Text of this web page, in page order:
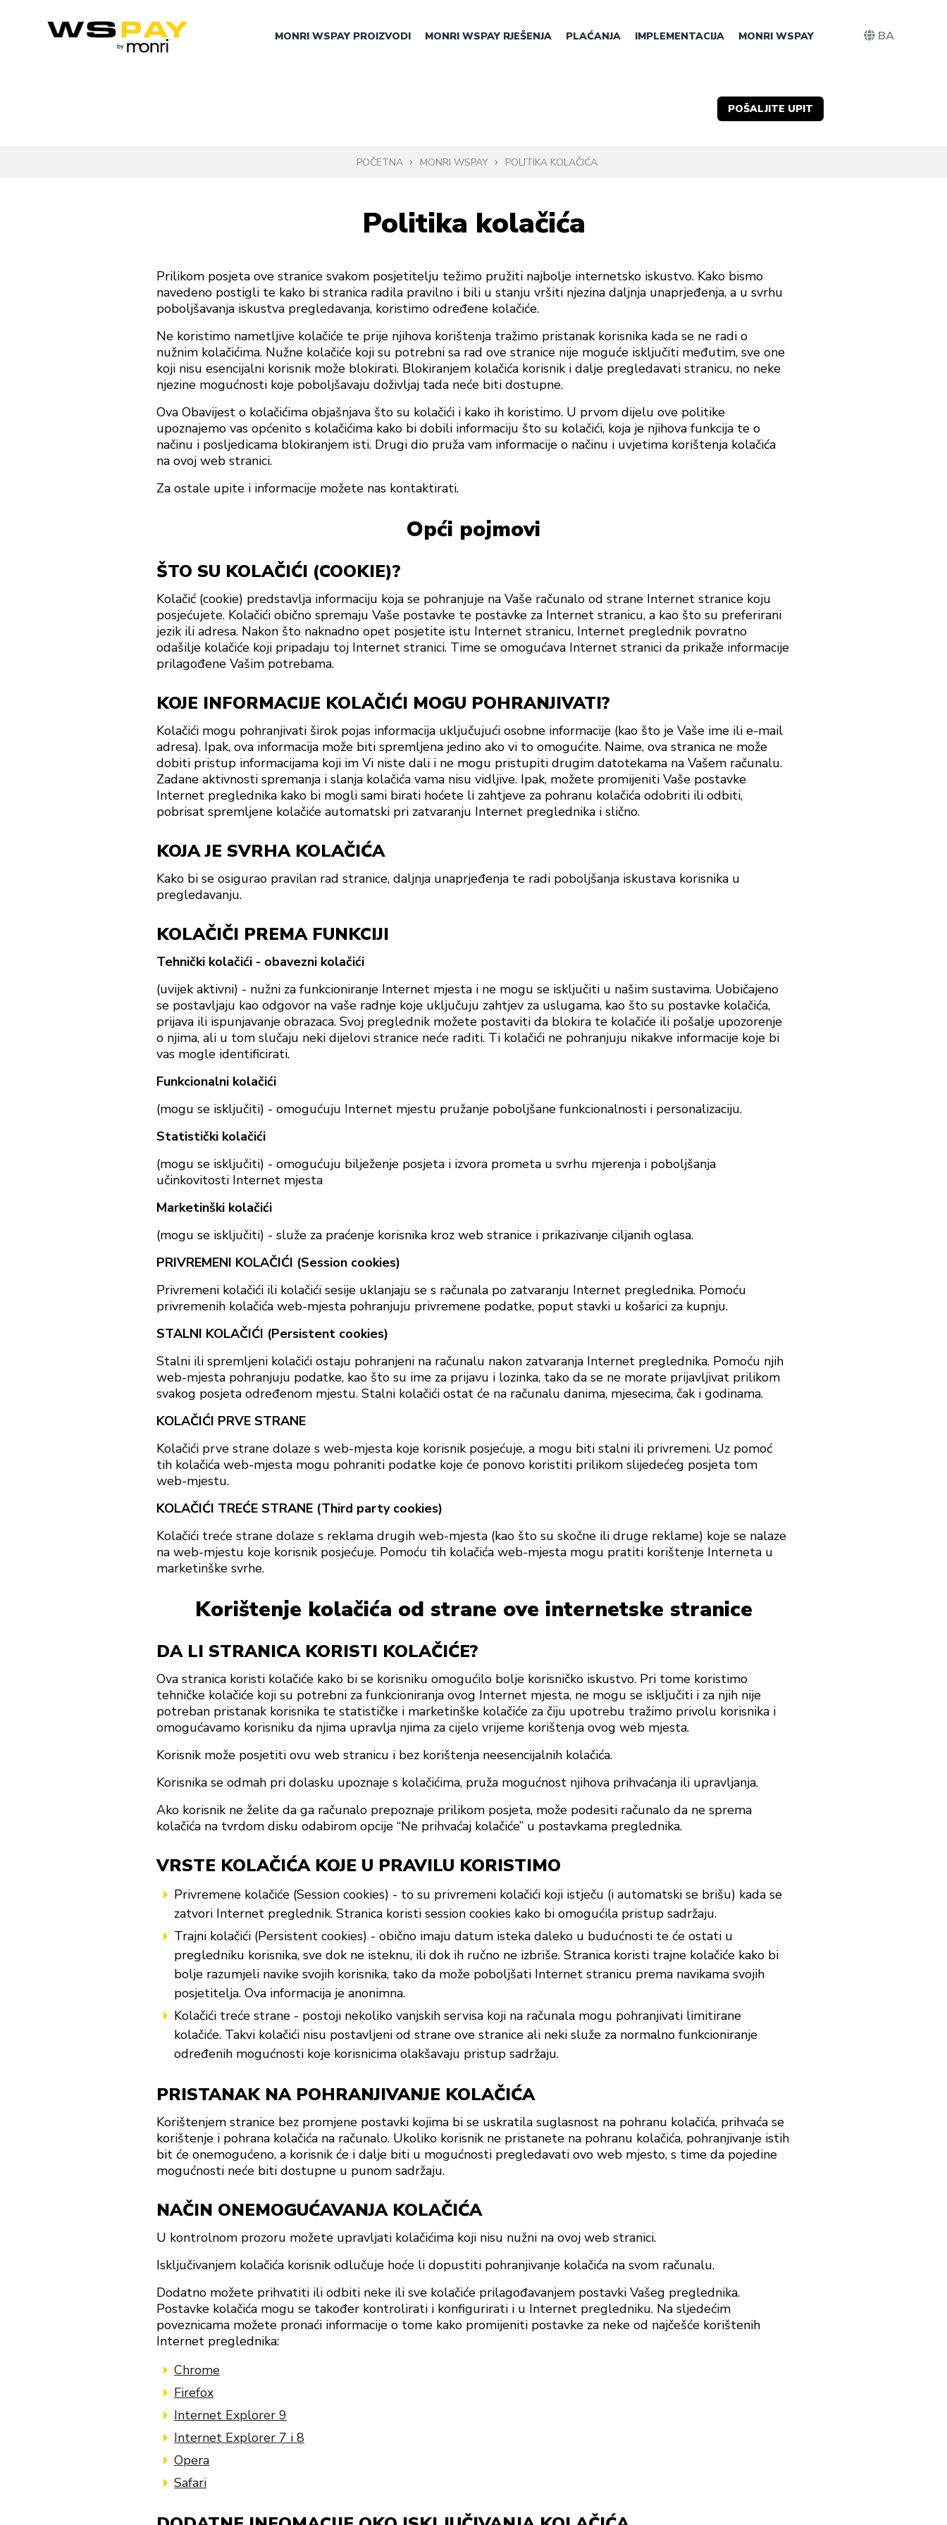
MONRI WSPAY PROIZVODI MONRI WSPAY RJEŠENJA PLAĆANJA IMPLEMENTACIJA MONRI WSPAY
POŠALJITE UPIT
BA
POČETNA MONRI WSPAY POLITIKA KOLAČIĆA
Politika kolačića
Prilikom posjeta ove stranice svakom posjetitelju težimo pružiti najbolje internetsko iskustvo. Kako bismo
navedeno postigli te kako bi stranica radila pravilno i bili u stanju vršiti njezina daljnja unaprjeđenja, a u svrhu
poboljšavanja iskustva pregledavanja, koristimo određene kolačiće.
Ne koristimo nametljive kolačiće te prije njihova korištenja tražimo pristanak korisnika kada se ne radi o
nužnim kolačićima. Nužne kolačiće koji su potrebni sa rad ove stranice nije moguće isključiti međutim, sve one
koji nisu esencijalni korisnik može blokirati. Blokiranjem kolačića korisnik i dalje pregledavati stranicu, no neke
njezine mogućnosti koje poboljšavaju doživljaj tada neće biti dostupne.
Ova Obavijest o kolačićima objašnjava što su kolačići i kako ih koristimo. U prvom dijelu ove politike
upoznajemo vas općenito s kolačićima kako bi dobili informaciju što su kolačići, koja je njihova funkcija te o
načinu i posljedicama blokiranjem isti. Drugi dio pruža vam informacije o načinu i uvjetima korištenja kolačića
na ovoj web stranici.
Za ostale upite i informacije možete nas kontaktirati.
Opći pojmovi
ŠTO SU KOLAČIĆI (COOKIE)?
Kolačić (cookie) predstavlja informaciju koja se pohranjuje na Vaše računalo od strane Internet stranice koju
posjećujete. Kolačići obično spremaju Vaše postavke te postavke za Internet stranicu, a kao što su preferirani
jezik ili adresa. Nakon što naknadno opet posjetite istu Internet stranicu, Internet preglednik povratno
odašilje kolačiće koji pripadaju toj Internet stranici. Time se omogućava Internet stranici da prikaže informacije
prilagođene Vašim potrebama.
KOJE INFORMACIJE KOLAČIĆI MOGU POHRANJIVATI?
Kolačići mogu pohranjivati širok pojas informacija uključujući osobne informacije (kao što je Vaše ime ili e-mail
adresa). Ipak, ova informacija može biti spremljena jedino ako vi to omogućite. Naime, ova stranica ne može
dobiti pristup informacijama koji im Vi niste dali i ne mogu pristupiti drugim datotekama na Vašem računalu.
Zadane aktivnosti spremanja i slanja kolačića vama nisu vidljive. Ipak, možete promijeniti Vaše postavke
Internet preglednika kako bi mogli sami birati hoćete li zahtjeve za pohranu kolačića odobriti ili odbiti,
pobrisat spremljene kolačiće automatski pri zatvaranju Internet preglednika i slično.
KOJA JE SVRHA KOLAČIĆA
Kako bi se osigurao pravilan rad stranice, daljnja unaprjeđenja te radi poboljšanja iskustava korisnika u
pregledavanju.
KOLAČIČI PREMA FUNKCIJI
Tehnički kolačići - obavezni kolačići
(uvijek aktivni) - nužni za funkcioniranje Internet mjesta i ne mogu se isključiti u našim sustavima. Uobičajeno
se postavljaju kao odgovor na vaše radnje koje uključuju zahtjev za uslugama, kao što su postavke kolačića,
prijava ili ispunjavanje obrazaca. Svoj preglednik možete postaviti da blokira te kolačiće ili pošalje upozorenje
o njima, ali u tom slučaju neki dijelovi stranice neće raditi. Ti kolačići ne pohranjuju nikakve informacije koje bi
vas mogle identificirati.
Funkcionalni kolačići
(mogu se isključiti) - omogućuju Internet mjestu pružanje poboljšane funkcionalnosti i personalizaciju.
Statistički kolačići
(mogu se isključiti) - omogućuju bilježenje posjeta i izvora prometa u svrhu mjerenja i poboljšanja
učinkovitosti Internet mjesta
Marketinški kolačići
(mogu se isključiti) - služe za praćenje korisnika kroz web stranice i prikazivanje ciljanih oglasa.
PRIVREMENI KOLAČIĆI (Session cookies)
Privremeni kolačići ili kolačići sesije uklanjaju se s računala po zatvaranju Internet preglednika. Pomoću
privremenih kolačića web-mjesta pohranjuju privremene podatke, poput stavki u košarici za kupnju.
STALNI KOLAČIĆI (Persistent cookies)
Stalni ili spremljeni kolačići ostaju pohranjeni na računalu nakon zatvaranja Internet preglednika. Pomoću njih
web-mjesta pohranjuju podatke, kao što su ime za prijavu i lozinka, tako da se ne morate prijavljivat prilikom
svakog posjeta određenom mjestu. Stalni kolačići ostat će na računalu danima, mjesecima, čak i godinama.
KOLAČIĆI PRVE STRANE
Kolačići prve strane dolaze s web-mjesta koje korisnik posjećuje, a mogu biti stalni ili privremeni. Uz pomoć
tih kolačića web-mjesta mogu pohraniti podatke koje će ponovo koristiti prilikom slijedećeg posjeta tom
web-mjestu.
KOLAČIĆI TREĆE STRANE (Third party cookies)
Kolačići treće strane dolaze s reklama drugih web-mjesta (kao što su skočne ili druge reklame) koje se nalaze
na web-mjestu koje korisnik posjećuje. Pomoću tih kolačića web-mjesta mogu pratiti korištenje Interneta u
marketinške svrhe.
Korištenje kolačića od strane ove internetske stranice
DA LI STRANICA KORISTI KOLAČIĆE?
Ova stranica koristi kolačiće kako bi se korisniku omogućilo bolje korisničko iskustvo. Pri tome koristimo
tehničke kolačiće koji su potrebni za funkcioniranja ovog Internet mjesta, ne mogu se isključiti i za njih nije
potreban pristanak korisnika te statističke i marketinške kolačiće za čiju upotrebu tražimo privolu korisnika i
omogućavamo korisniku da njima upravlja njima za cijelo vrijeme korištenja ovog web mjesta.
Korisnik može posjetiti ovu web stranicu i bez korištenja neesencijalnih kolačića.
Korisnika se odmah pri dolasku upoznaje s kolačićima, pruža mogućnost njihova prihvaćanja ili upravljanja.
Ako korisnik ne želite da ga računalo prepoznaje prilikom posjeta, može podesiti računalo da ne sprema
kolačića na tvrdom disku odabirom opcije “Ne prihvaćaj kolačiće” u postavkama preglednika.
VRSTE KOLAČIĆA KOJE U PRAVILU KORISTIMO
Privremene kolačiće (Session cookies) - to su privremeni kolačići koji istječu (i automatski se brišu) kada se
zatvori Internet preglednik. Stranica koristi session cookies kako bi omogućila pristup sadržaju.
Trajni kolačići (Persistent cookies) - obično imaju datum isteka daleko u budućnosti te će ostati u
pregledniku korisnika, sve dok ne isteknu, ili dok ih ručno ne izbriše. Stranica koristi trajne kolačiće kako bi
bolje razumjeli navike svojih korisnika, tako da može poboljšati Internet stranicu prema navikama svojih
posjetitelja. Ova informacija je anonimna.
Kolačići treće strane - postoji nekoliko vanjskih servisa koji na računala mogu pohranjivati limitirane
kolačiće. Takvi kolačići nisu postavljeni od strane ove stranice ali neki služe za normalno funkcioniranje
određenih mogućnosti koje korisnicima olakšavaju pristup sadržaju.
PRISTANAK NA POHRANJIVANJE KOLAČIĆA
Korištenjem stranice bez promjene postavki kojima bi se uskratila suglasnost na pohranu kolačića, prihvaća se
korištenje i pohrana kolačića na računalo. Ukoliko korisnik ne pristanete na pohranu kolačića, pohranjivanje istih
bit će onemogućeno, a korisnik će i dalje biti u mogućnosti pregledavati ovo web mjesto, s time da pojedine
mogućnosti neće biti dostupne u punom sadržaju.
NAČIN ONEMOGUĆAVANJA KOLAČIĆA
U kontrolnom prozoru možete upravljati kolačićima koji nisu nužni na ovoj web stranici.
Isključivanjem kolačića korisnik odlučuje hoće li dopustiti pohranjivanje kolačića na svom računalu.
Dodatno možete prihvatiti ili odbiti neke ili sve kolačiće prilagođavanjem postavki Vašeg preglednika.
Postavke kolačića mogu se također kontrolirati i konfigurirati i u Internet pregledniku. Na sljedećim
poveznicama možete pronaći informacije o tome kako promijeniti postavke za neke od najčešće korištenih
Internet preglednika:
Chrome
Firefox
Internet Explorer 9
Internet Explorer 7 i 8
Opera
Safari